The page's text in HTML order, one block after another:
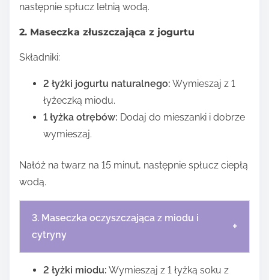
następnie spłucz letnią wodą.
2. Maseczka złuszczająca z jogurtu
Składniki:
2 łyżki jogurtu naturalnego: Wymieszaj z 1
łyżeczką miodu.
1 łyżka otrębów: Dodaj do mieszanki i dobrze
wymieszaj.
Nałóż na twarz na 15 minut, następnie spłucz ciepłą
wodą.
3. Maseczka oczyszczająca z miodu i
cytryny
+
2 łyżki miodu: Wymieszaj z 1 łyżką soku z